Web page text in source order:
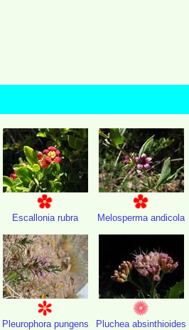
Escallonia rubra Melosperma andicola
Pleurophora pungens Pluchea absinthioides